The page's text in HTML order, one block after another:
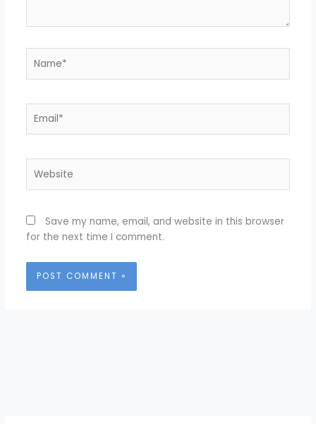
Save my name, email, and website in this browser
for the next time I comment.